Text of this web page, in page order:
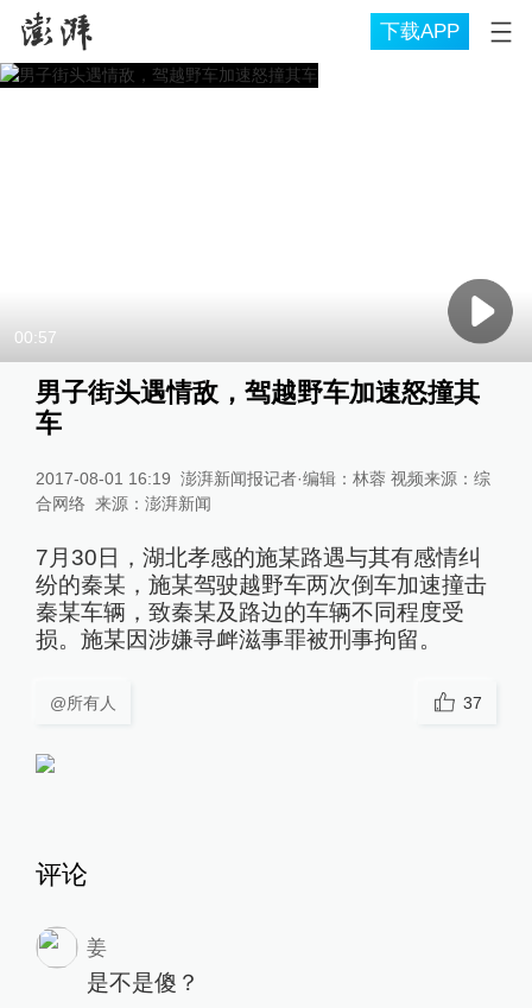
下载APP
00:57
男子街头遇情敌，驾越野车加速怒撞其
车
2017-08-01 16:19 澎湃新闻报记者·编辑：林蓉 视频来源：综
合网络 来源： 澎湃新闻
7月30日，湖北孝感的施某路遇与其有感情纠
纷的秦某，施某驾驶越野车两次倒车加速撞击
秦某车辆，致秦某及路边的车辆不同程度受
损。施某因涉嫌寻衅滋事罪被刑事拘留。
@所有人 37
评论
姜
是不是傻？